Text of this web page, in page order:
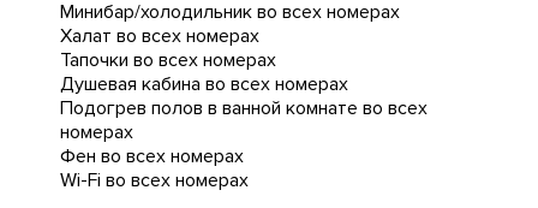
Минибар/холодильник во всех номерах
Халат во всех номерах
Тапочки во всех номерах
Душевая кабина во всех номерах
Подогрев полов в ванной комнате во всех
номерах
Фен во всех номерах
Wi-Fi во всех номерах